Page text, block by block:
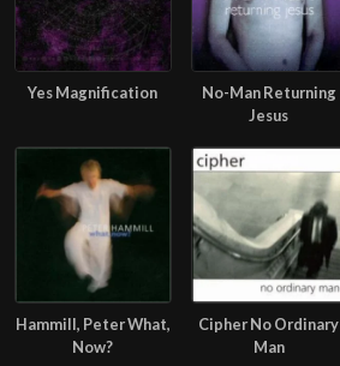
Yes Magnification
No-Man Returning
Jesus
Hammill, Peter What,
Now?
Cipher No Ordinary
Man